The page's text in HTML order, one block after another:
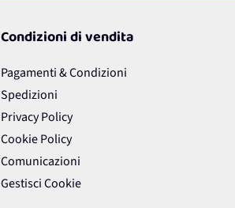
Condizioni di vendita
Pagamenti & Condizioni
Spedizioni
Privacy Policy
Cookie Policy
Comunicazioni
Gestisci Cookie